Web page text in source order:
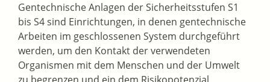
Gentechnische Anlagen der Sicherheitsstufen S1
bis S4 sind Einrichtungen, in denen gentechnische
Arbeiten im geschlossenen System durchgeführt
werden, um den Kontakt der verwendeten
Organismen mit dem Menschen und der Umwelt